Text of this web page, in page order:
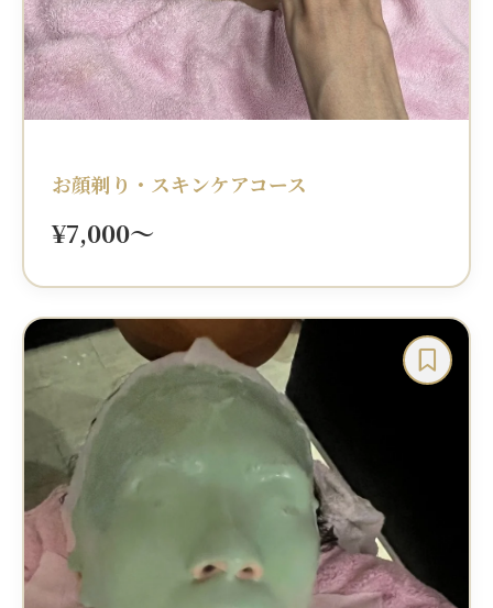
お顔剃り・スキンケアコース
¥7,000〜